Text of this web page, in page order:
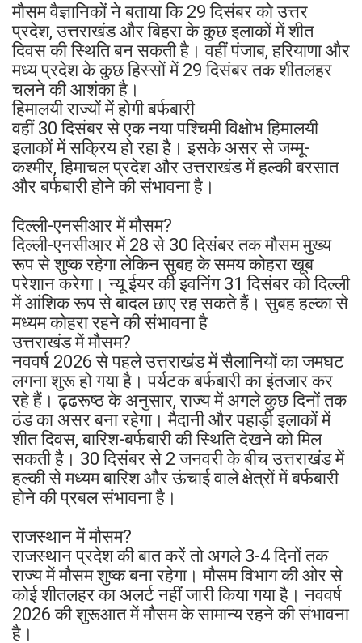
मौसम वैज्ञानिकों ने बताया कि 29 दिसंबर को उत्तर
प्रदेश, उत्तराखंड और बिहरा के कुछ इलाकों में शीत
दिवस की स्थिति बन सकती है। वहीं पंजाब, हरियाणा और
मध्य प्रदेश के कुछ हिस्सों में 29 दिसंबर तक शीतलहर
चलने की आशंका है।
हिमालयी राज्यों में होगी बर्फबारी
वहीं 30 दिसंबर से एक नया पश्चिमी विक्षोभ हिमालयी
इलाकों में सक्रिय हो रहा है। इसके असर से जम्मू-
कश्मीर, हिमाचल प्रदेश और उत्तराखंड में हल्की बरसात
और बर्फबारी होने की संभावना है।
दिल्ली-एनसीआर में मौसम?
दिल्ली-एनसीआर में 28 से 30 दिसंबर तक मौसम मुख्य
रूप से शुष्क रहेगा लेकिन सुबह के समय कोहरा खूब
परेशान करेगा। न्यू ईयर की इवनिंग 31 दिसंबर को दिल्ली
में आंशिक रूप से बादल छाए रह सकते हैं। सुबह हल्का से
मध्यम कोहरा रहने की संभावना है
उत्तराखंड में मौसम?
नववर्ष 2026 से पहले उत्तराखंड में सैलानियों का जमघट
लगना शुरू हो गया है। पर्यटक बर्फबारी का इंतजार कर
रहे हैं। ढ्ढरूष्ठ के अनुसार, राज्य में अगले कुछ दिनों तक
ठंड का असर बना रहेगा। मैदानी और पहाड़ी इलाकों में
शीत दिवस, बारिश-बर्फबारी की स्थिति देखने को मिल
सकती है। 30 दिसंबर से 2 जनवरी के बीच उत्तराखंड में
हल्की से मध्यम बारिश और ऊंचाई वाले क्षेत्रों में बर्फबारी
होने की प्रबल संभावना है।
राजस्थान में मौसम?
राजस्थान प्रदेश की बात करें तो अगले 3-4 दिनों तक
राज्य में मौसम शुष्क बना रहेगा। मौसम विभाग की ओर से
कोई शीतलहर का अलर्ट नहीं जारी किया गया है। नववर्ष
2026 की शुरूआत में मौसम के सामान्य रहने की संभावना
है।